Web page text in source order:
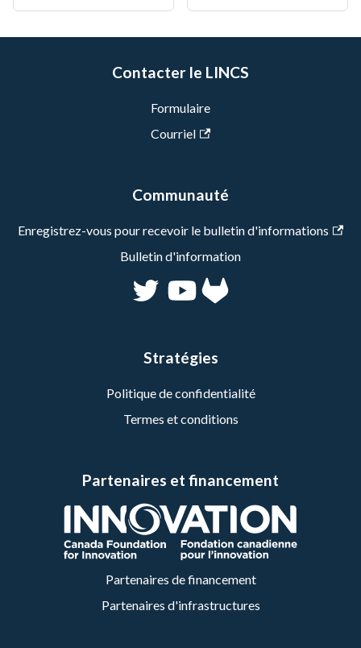
Contacter le LINCS
Formulaire
Courriel
Communauté
Enregistrez-vous pour recevoir le bulletin d'informations
Bulletin d'information
Stratégies
Politique de confidentialité
Termes et conditions
Partenaires et financement
Partenaires de financement
Partenaires d'infrastructures